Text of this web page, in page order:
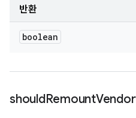
반환
boolean
shouldRemountVendor